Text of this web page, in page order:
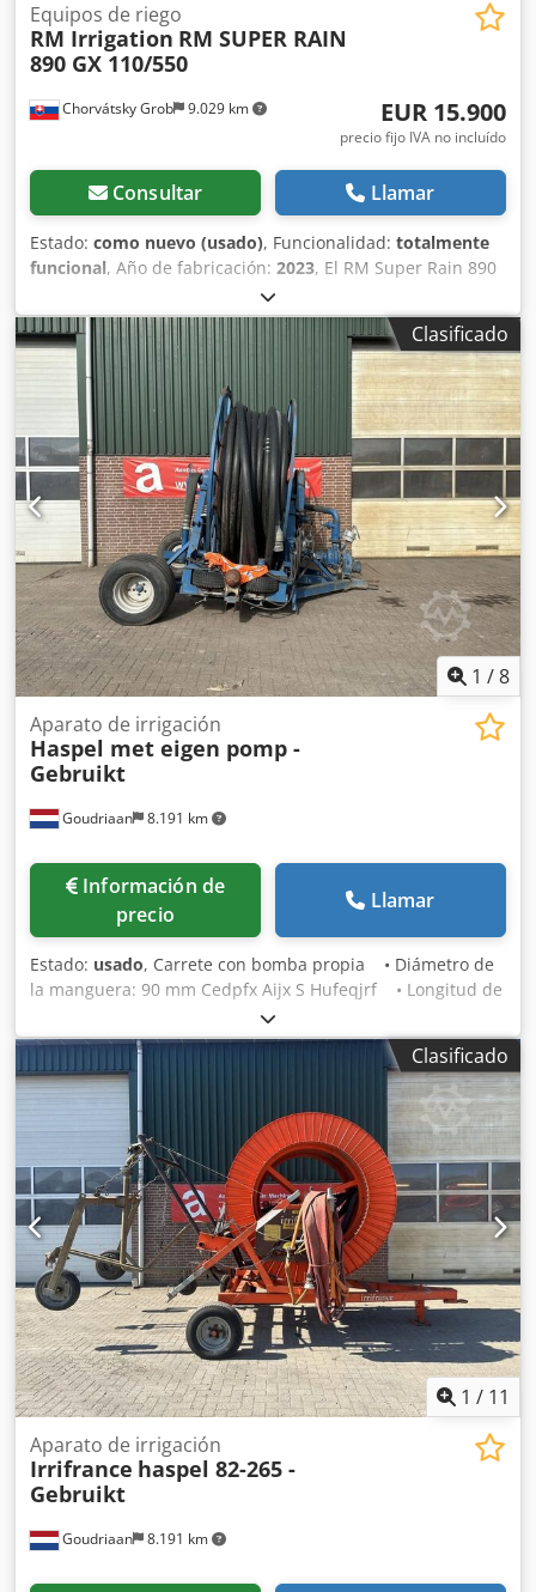
Chorvátsky Grob 9.029 km
Equipos de riego
RM Irrigation RM SUPER RAIN
890 GX 110/550
EUR 15.900
precio fijo IVA no incluído
Consultar Llamar
Estado: como nuevo (usado), Funcionalidad: totalmente
funcional, Año de fabricación: 2023, El RM Super Rain 890
GX 110/550 es un enrollador de manguera (sistema de
enrollado) de la serie Super Rain / GX del fabricante
italiano RM Irrigation. La denominación 110/550 indica una
manguera de 110 mm de diámetro y 550 m de longitud.
Está diseñado para el riego de grandes superficies
agrícolas. Cjdpfjxgha Nox Aiqjrf
Clasificado
1 /8
Goudriaan 8.191 km
Aparato de irrigación
Haspel met eigen pomp -
Gebruikt
Información de
precio
Llamar
Estado: usado, Carrete con bomba propia • Diámetro de
la manguera: 90 mm Cedpfx Aijx S Hufeqjrf • Longitud de
la manguera: desconocida • Directo del trabajo Estado:
Usado
Clasificado
1 / 11
Goudriaan 8.191 km
Aparato de irrigación
Irrifrance haspel 82-265 -
Gebruikt